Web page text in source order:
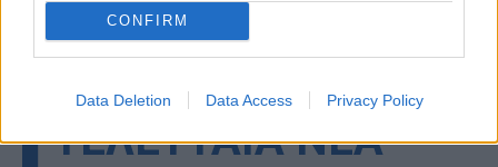
CONFIRM
Data Deletion Data Access Privacy Policy
▌ΤΕΛΕΥΤΑΙΑ ΝΕΑ